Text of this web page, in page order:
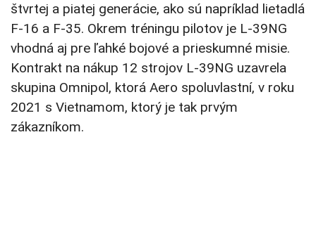
štvrtej a piatej generácie, ako sú napríklad lietadlá
F-16 a F-35. Okrem tréningu pilotov je L-39NG
vhodná aj pre ľahké bojové a prieskumné misie.
Kontrakt na nákup 12 strojov L-39NG uzavrela
skupina Omnipol, ktorá Aero spoluvlastní, v roku
2021 s Vietnamom, ktorý je tak prvým
zákazníkom.